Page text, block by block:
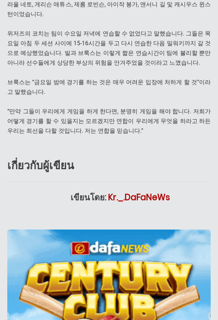
라울 네토, 게리슨 매튜스, 제롬 로빈슨, 아이작 봉가, 앤서니 길 및 캐시우스 윈스
턴이었습니다.
위저즈의 코치는 팀이 수요일 저녁에 연습할 수 없었다고 말했습니다. 그들은 목
요일 아침 두 세션 사이에 15-16시간을 두고 다시 연습한 다음 밀워키까지 갈 것
으로 예상했었습니다. 빌과 브룩스는 이렇게 짧은 연습시간이 팀에 불리할 뿐만
아니라 선수들에게 상당한 부상의 위험을 안겨주었을 것이라고 느꼈습니다.
브룩스는 “금요일 밤에 경기를 하는 것은 매우 어려운 입장에 처하게 할 것”이라
고 말했습니다.
“만약 그들이 우리에게 게임을 하게 한다면, 분명히 게임을 해야 합니다. 저희가
어떻게 경기를 할 수 있을지는 모르겠지만 연합이 우리에게 무엇을 하라고 하든
우리는 최선을 다할 것입니다. 저는 연합을 믿습니다.”
เกี่ยวกับผู้เขียน
เขียนโดย:Kr._.DaFaNeWs